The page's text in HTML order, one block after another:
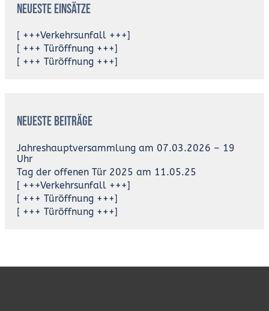
Neueste Einsätze
[ +++Verkehrsunfall +++]
[ +++ Türöffnung +++]
[ +++ Türöffnung +++]
Neueste Beiträge
Jahreshauptversammlung am 07.03.2026 – 19
Uhr
Tag der offenen Tür 2025 am 11.05.25
[ +++Verkehrsunfall +++]
[ +++ Türöffnung +++]
[ +++ Türöffnung +++]